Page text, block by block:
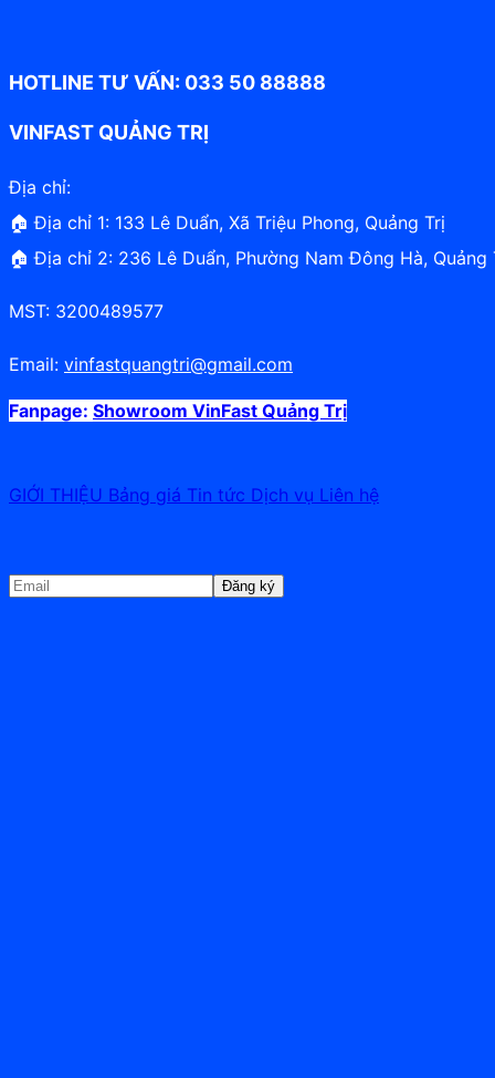
HOTLINE TƯ VẤN: 033 50 88888
VINFAST QUẢNG TRỊ
Địa chỉ:
🏠 Địa chỉ 1: 133 Lê Duẩn, Xã Triệu Phong, Quảng Trị
🏠 Địa chỉ 2: 236 Lê Duẩn, Phường Nam Đông Hà, Quảng
MST: 3200489577
Email: vinfastquangtri@gmail.com
Fanpage: Showroom VinFast Quảng Trị
GIỚI THIỆU Bảng giá Tin tức Dịch vụ Liên hệ